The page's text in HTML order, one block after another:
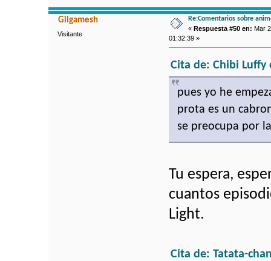
Gilgamesh
Visitante
Re:Comentarios sobre
«Respuesta #50 en: Mar
01:32:39 »
Cita de: Chibi Luffy
pues yo he
prota es un
se preocupa por
Tu espera,
cuantos
Light.
Cita de: Tatata-